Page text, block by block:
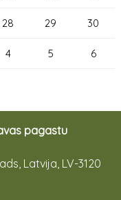
28 29 30
4 5 6
pagastu
Latvija, LV-3120